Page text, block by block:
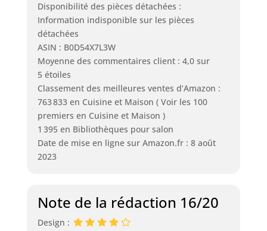
Disponibilité des pièces détachées :
Information indisponible sur les pièces
détachées
ASIN : B0D54X7L3W
Moyenne des commentaires client : 4,0 sur
5 étoiles
Classement des meilleures ventes d’Amazon :
763 833 en Cuisine et Maison ( Voir les 100
premiers en Cuisine et Maison )
1 395 en Bibliothèques pour salon
Date de mise en ligne sur Amazon.fr : 8 août
2023
Note de la rédaction 16/20
Design :